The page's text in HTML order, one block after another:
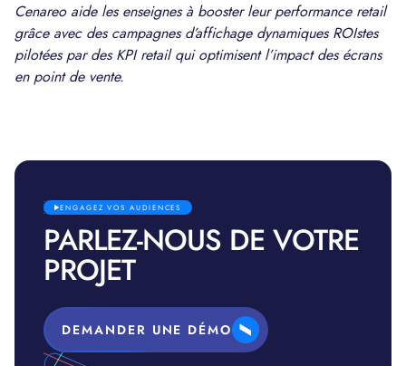
ENGAGEZ VOS AUDIENCES
PARLEZ-NOUS DE VOTRE
PROJET
DEMANDER UNE DÉMO
Cenareo aide les enseignes à booster leur performance retail
grâce avec des campagnes d’affichage dynamiques ROIstes
pilotées par des KPI retail qui optimisent l’impact des écrans
en point de vente.